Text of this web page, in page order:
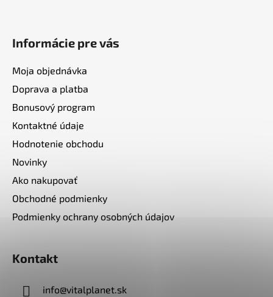
Informácie pre vás
Moja objednávka
Doprava a platba
Bonusový program
Kontaktné údaje
Hodnotenie obchodu
Novinky
Ako nakupovať
Obchodné podmienky
Podmienky ochrany osobných údajov
Kontakt
info@vitalplanet.sk